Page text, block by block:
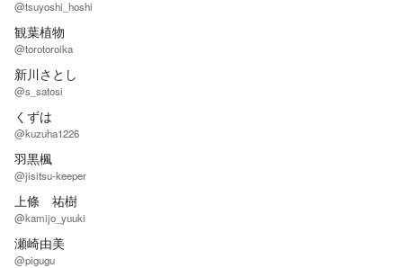
@tsuyoshi_hoshi
観葉植物
@torotoroika
新川さとし
@s_satosi
くずは
@kuzuha1226
羽黒楓
@jisitsu-keeper
上條 祐樹
@kamijo_yuuki
瀬崎由美
@pigugu